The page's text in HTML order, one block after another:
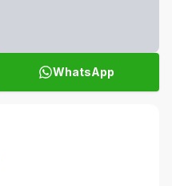
WhatsApp